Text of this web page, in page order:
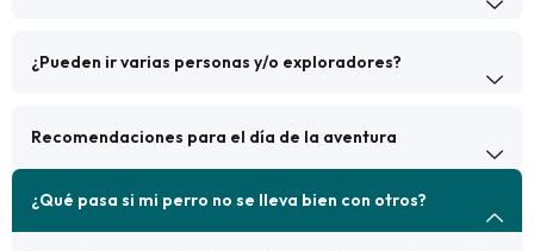
¿Pueden ir varias personas y/o exploradores?
Recomendaciones para el día de la aventura
¿Qué pasa si mi perro no se lleva bien con otros?